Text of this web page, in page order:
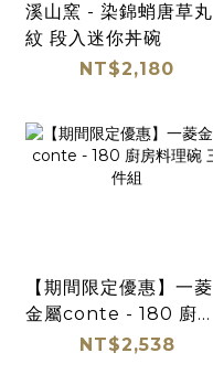
溪山窯 - 染錦蛸唐草丸
紋 段入迷你丼碗
NT$2,180
【期間限定優惠】一菱
金屬conte - 180 廚房
料理碗 三件組
NT$2,538